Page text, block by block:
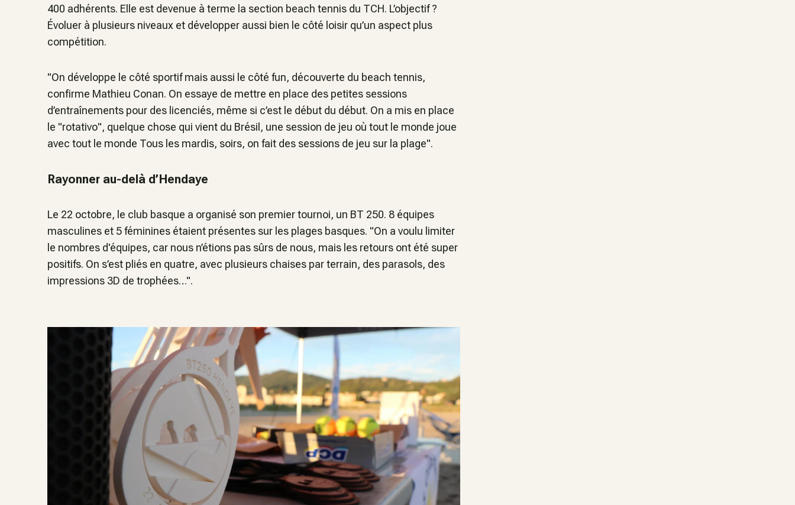
400 adhérents. Elle est devenue à terme la section beach tennis du TCH. L’objectif ?
Évoluer à plusieurs niveaux et développer aussi bien le côté loisir qu’un aspect plus
compétition.
"On développe le côté sportif mais aussi le côté fun, découverte du beach tennis,
confirme Mathieu Conan. On essaye de mettre en place des petites sessions
d’entraînements pour des licenciés, même si c’est le début du début. On a mis en place
le "rotativo", quelque chose qui vient du Brésil, une session de jeu où tout le monde joue
avec tout le monde Tous les mardis, soirs, on fait des sessions de jeu sur la plage".
Rayonner au-delà d’Hendaye
Le 22 octobre, le club basque a organisé son premier tournoi, un BT 250. 8 équipes
masculines et 5 féminines étaient présentes sur les plages basques. "On a voulu limiter
le nombres d'équipes, car nous n’étions pas sûrs de nous, mais les retours ont été super
positifs. On s’est pliés en quatre, avec plusieurs chaises par terrain, des parasols, des
impressions 3D de trophées…".